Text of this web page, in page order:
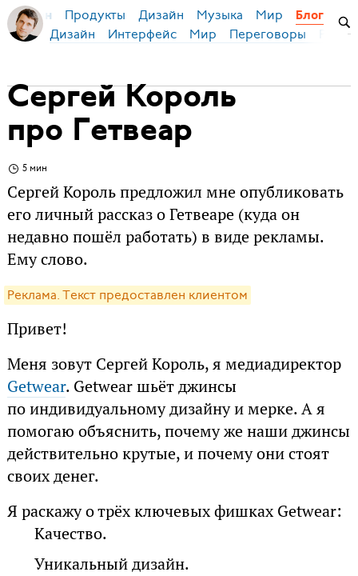
Бирман Продукты Дизайн Музыка Мир Блог
Дизайн Интерфейс Мир Переговоры
Сергей Король
про Гетвеар
5 мин
Сергей Король предложил мне опубликовать
его личный рассказ о Гетвеаре (куда он
недавно пошёл работать) в виде рекламы.
Ему слово.
Реклама. Текст предоставлен клиентом
Привет!
Меня зовут Сергей Король, я медиадиректор
Getwear. Getwear шьёт джинсы
по индивидуальному дизайну и мерке. А я
помогаю объяснить, почему же наши джинсы
действительно крутые, и почему они стоят
своих денег.
Я раскажу о трёх ключевых фишках Getwear:
Качество.
Уникальный дизайн.